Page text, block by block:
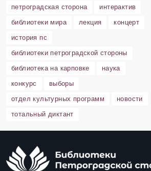
петроградская сторона
интерактив
библиотеки мира
лекция
концерт
история пс
библиотеки петроградской стороны
библиотека на карповке
наука
конкурс
выборы
отдел культурных программ
новости
тотальный диктант